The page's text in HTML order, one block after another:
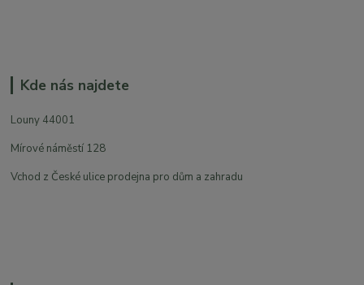
Kde nás najdete
Louny 44001
Mírové náměstí 128
Vchod z České ulice prodejna pro dům a zahradu